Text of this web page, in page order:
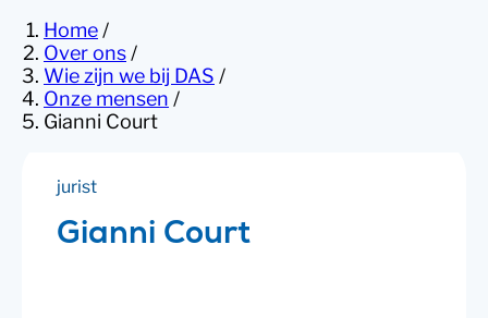
Home /
Over ons /
Wie zijn we bij DAS /
Onze mensen /
Gianni Court
jurist
Gianni Court